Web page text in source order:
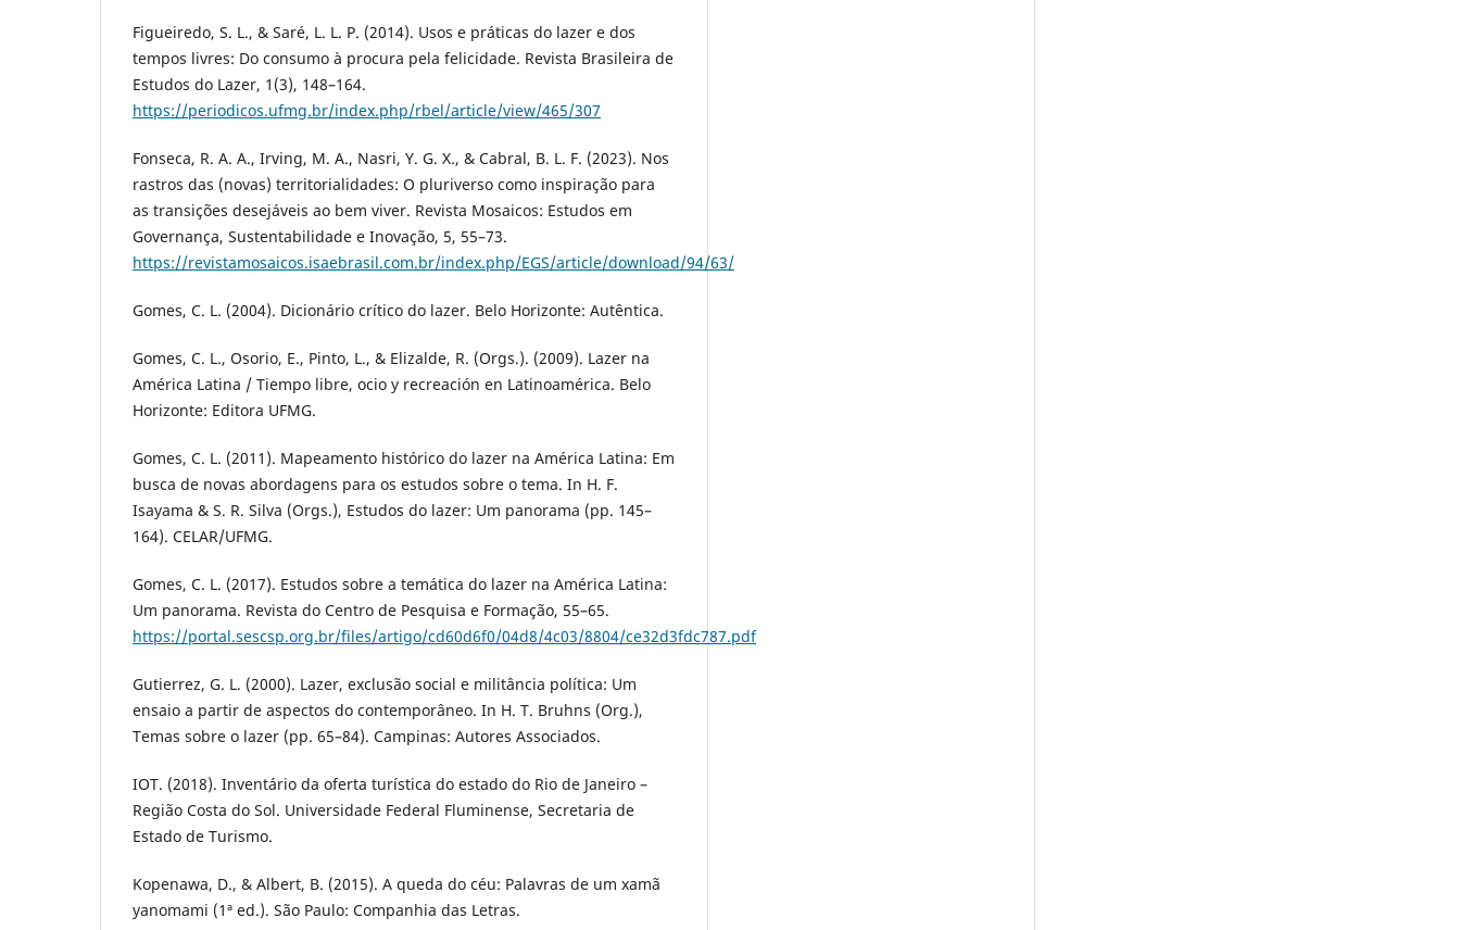
Figueiredo, S. L., & Saré, L. L. P. (2014). Usos e práticas do lazer e dos
tempos livres: Do consumo à procura pela felicidade. Revista Brasileira de
Estudos do Lazer, 1(3), 148–164.
https://periodicos.ufmg.br/index.php/rbel/article/view/465/307
Fonseca, R. A. A., Irving, M. A., Nasri, Y. G. X., & Cabral, B. L. F. (2023). Nos
rastros das (novas) territorialidades: O pluriverso como inspiração para
as transições desejáveis ao bem viver. Revista Mosaicos: Estudos em
Governança, Sustentabilidade e Inovação, 5, 55–73.
https://revistamosaicos.isaebrasil.com.br/index.php/EGS/article/download/94/63/
Gomes, C. L. (2004). Dicionário crítico do lazer. Belo Horizonte: Autêntica.
Gomes, C. L., Osorio, E., Pinto, L., & Elizalde, R. (Orgs.). (2009). Lazer na
América Latina / Tiempo libre, ocio y recreación en Latinoamérica. Belo
Horizonte: Editora UFMG.
Gomes, C. L. (2011). Mapeamento histórico do lazer na América Latina: Em
busca de novas abordagens para os estudos sobre o tema. In H. F.
Isayama & S. R. Silva (Orgs.), Estudos do lazer: Um panorama (pp. 145–
164). CELAR/UFMG.
Gomes, C. L. (2017). Estudos sobre a temática do lazer na América Latina:
Um panorama. Revista do Centro de Pesquisa e Formação, 55–65.
https://portal.sescsp.org.br/files/artigo/cd60d6f0/04d8/4c03/8804/ce32d3fdc787.pdf
Gutierrez, G. L. (2000). Lazer, exclusão social e militância política: Um
ensaio a partir de aspectos do contemporâneo. In H. T. Bruhns (Org.),
Temas sobre o lazer (pp. 65–84). Campinas: Autores Associados.
IOT. (2018). Inventário da oferta turística do estado do Rio de Janeiro –
Região Costa do Sol. Universidade Federal Fluminense, Secretaria de
Estado de Turismo.
Kopenawa, D., & Albert, B. (2015). A queda do céu: Palavras de um xamã
yanomami (1ª ed.). São Paulo: Companhia das Letras.